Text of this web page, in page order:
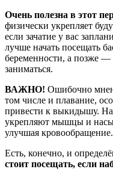
Очень полезна в этот
физически укрепляет
если зачатие у вас
лучше начать посещать
беременности, а позже —
заниматься.
ВАЖНО! Ошибочно
том числе и плавание,
привести к выкидышу.
укрепляют мышцы и
улучшая кровообращение.
Есть, конечно, и
стоит посещать, если